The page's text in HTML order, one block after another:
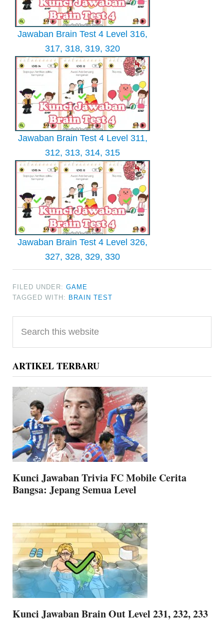
Jawaban Brain Test 4 Level 316,
317, 318, 319, 320
Jawaban Brain Test 4 Level 311,
312, 313, 314, 315
Jawaban Brain Test 4 Level 326,
327, 328, 329, 330
FILED UNDER:GAME
TAGGED WITH: BRAIN TEST
Primary
Sidebar
this
website
ARTIKEL TERBARU
Kunci Jawaban Trivia FC Mobile Cerita
Bangsa: Jepang Semua Level
Kunci Jawaban Brain Out Level 231, 232, 233